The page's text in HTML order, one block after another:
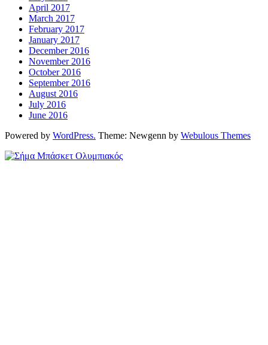
April 2017
March 2017
February 2017
January 2017
December 2016
November 2016
October 2016
September 2016
August 2016
July 2016
June 2016
Powered by WordPress. Theme: Newgenn by Webulous Themes